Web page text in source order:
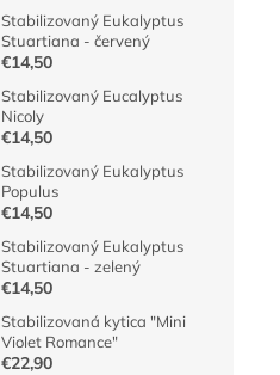
Stabilizovaný Eukalyptus
Stuartiana - červený
€14,50
Stabilizovaný Eucalyptus
Nicoly
€14,50
Stabilizovaný Eukalyptus
Populus
€14,50
Stabilizovaný Eukalyptus
Stuartiana - zelený
€14,50
Stabilizovaná kytica "Mini
Violet Romance"
€22,90